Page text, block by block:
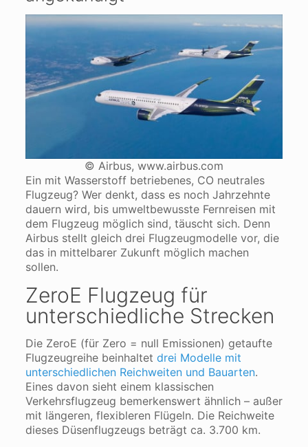
© Airbus, www.airbus.com
Ein mit Wasserstoff betriebenes, CO neutrales
Flugzeug? Wer denkt, dass es noch Jahrzehnte
dauern wird, bis umweltbewusste Fernreisen mit
dem Flugzeug möglich sind, täuscht sich. Denn
Airbus stellt gleich drei Flugzeugmodelle vor, die
das in mittelbarer Zukunft möglich machen
sollen.
ZeroE Flugzeug für
unterschiedliche Strecken
Die ZeroE (für Zero = null Emissionen) getaufte
Flugzeugreihe beinhaltet drei Modelle mit
unterschiedlichen Reichweiten und Bauarten.
Eines davon sieht einem klassischen
Verkehrsflugzeug bemerkenswert ähnlich – außer
mit längeren, flexibleren Flügeln. Die Reichweite
dieses Düsenflugzeugs beträgt ca. 3.700 km.